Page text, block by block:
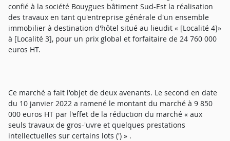
confié à la société Bouygues bâtiment Sud-Est la réalisation
des travaux en tant qu'entreprise générale d'un ensemble
immobilier à destination d'hôtel situé au lieudit « [Localité 4]»
à [Localité 3], pour un prix global et forfaitaire de 24 760 000
euros HT.
Ce marché a fait l'objet de deux avenants. Le second en date
du 10 janvier 2022 a ramené le montant du marché à 9 850
000 euros HT par l'effet de la réduction du marché « aux
seuls travaux de gros-'uvre et quelques prestations
intellectuelles sur certains lots (') » .